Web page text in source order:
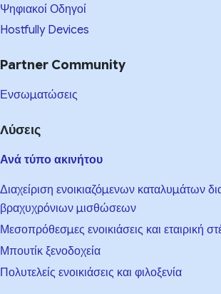
Ψηφιακοί Οδηγοί
Hostfully Devices
Partner Community
Ενσωματώσεις
Λύσεις
Ανά τύπο ακινήτου
Διαχείριση ενοικιαζόμενων καταλυμάτων
βραχυχρόνιων μισθώσεων
Μεσοπρόθεσμες ενοικιάσεις και εταιρική
Μπουτίκ ξενοδοχεία
Πολυτελείς ενοικιάσεις και φιλοξενία